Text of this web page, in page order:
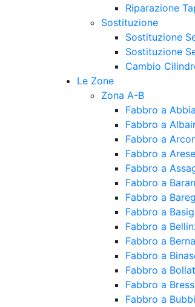
Riparazione
Sostituzione
Sostituzione
Sostituzione
Cambio
Le Zone
Zona A-B
Fabbro a
Fabbro a
Fabbro a
Fabbro a Arese
Fabbro a
Fabbro a
Fabbro a
Fabbro a
Fabbro a
Fabbro a
Fabbro a
Fabbro a
Fabbro a
Fabbro a